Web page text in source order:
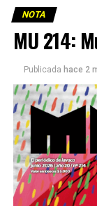
Este número
podría ser una
NOTA
MU 214:
Publicada hace 2